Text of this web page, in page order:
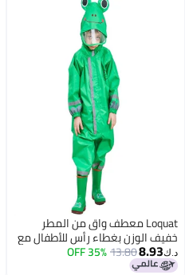
Loquat معطف واق من المطر
خفيف الوزن بغطاء رأس للأطفال مع
شريط عاكس من قطعة واحدة
د.ك‏8.93
13.80
35% OFF